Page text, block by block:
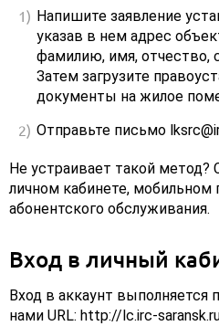
Напишите заявление
указав в нем адрес
фамилию, имя, отчество,
Затем загрузите
документы на жилое
Отправьте письмо
Не устраивает такой метод?
личном кабинете, мобильном
абонентского обслуживания.
Вход в личный
Вход в аккаунт выполняется
нами URL: http://lc.irc-